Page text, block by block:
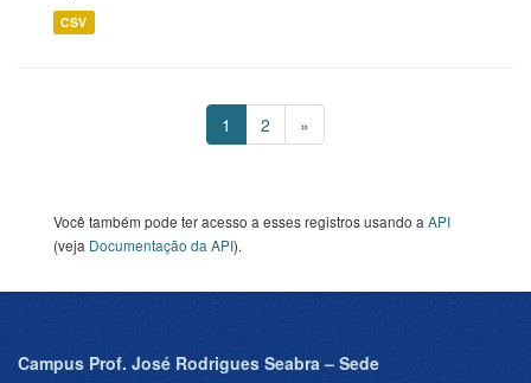
CSV
1 2 »
Você também pode ter acesso a esses registros usando a API
(veja Documentação da API).
Campus Prof. José Rodrigues Seabra – Sede